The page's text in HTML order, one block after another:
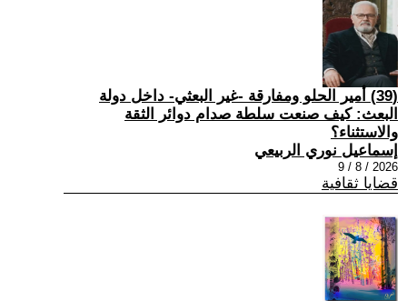
(39) أمير الحلو ومفارقة -غير البعثي- داخل دولة
البعث: كيف صنعت سلطة صدام دوائر الثقة
والاستثناء؟
إسماعيل نوري الربيعي
2026 / 8 / 9
قضايا ثقافية